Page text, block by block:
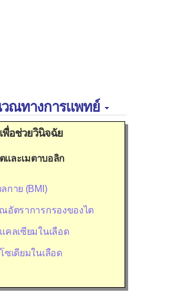
ณทางการแพทย์
อช่วยวินิจฉัย
และเมตาบอลิก
กาย (BMI)
อัตราการกรองของไต
คลเซียมในเลือด
ซเดียมในเลือด